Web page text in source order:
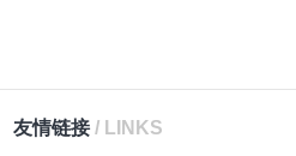
友情链接/ LINKS